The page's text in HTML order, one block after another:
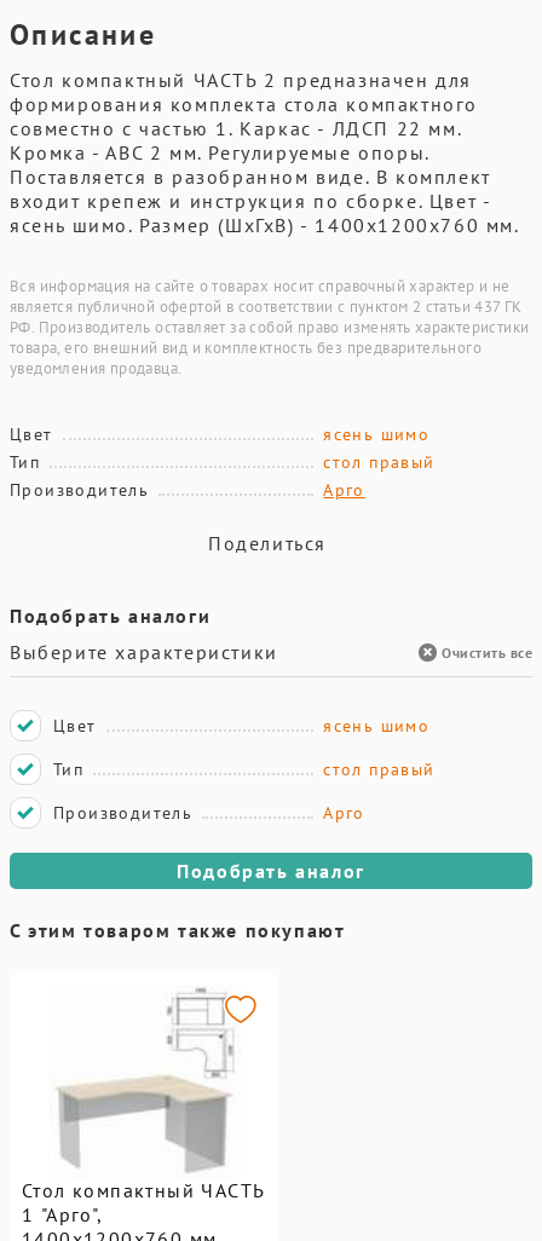
Описание
Стол компактный ЧАСТЬ 2 предназначен для
формирования комплекта стола компактного
совместно с частью 1. Каркас - ЛДСП 22 мм.
Кромка - АВС 2 мм. Регулируемые опоры.
Поставляется в разобранном виде. В комплект
входит крепеж и инструкция по сборке. Цвет -
ясень шимо. Размер (ШхГхВ) - 1400х1200х760 мм.
Вся информация на сайте о товарах носит справочный характер и не
является публичной офертой в соответствии с пунктом 2 статьи 437 ГК
РФ. Производитель оставляет за собой право изменять характеристики
товара, его внешний вид и комплектность без предварительного
уведомления продавца.
Цвет
ясень шимо
Тип
стол правый
Производитель
Арго
Поделиться
Подобрать аналоги
Выберите характеристики
Очистить все
Цвет
ясень шимо
Тип
стол правый
Производитель
Арго
Подобрать аналог
С этим товаром также покупают
Стол компактный ЧАСТЬ
1 "Арго",